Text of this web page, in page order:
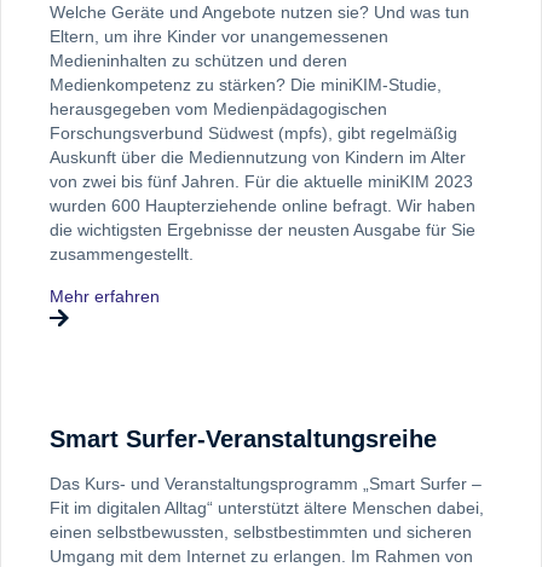
Welche Geräte und Angebote nutzen sie? Und was tun
Eltern, um ihre Kinder vor unangemessenen
Medieninhalten zu schützen und deren
Medienkompetenz zu stärken? Die miniKIM-Studie,
herausgegeben vom Medienpädagogischen
Forschungsverbund Südwest (mpfs), gibt regelmäßig
Auskunft über die Mediennutzung von Kindern im Alter
von zwei bis fünf Jahren. Für die aktuelle miniKIM 2023
wurden 600 Haupterziehende online befragt. Wir haben
die wichtigsten Ergebnisse der neusten Ausgabe für Sie
zusammengestellt.
Mehr erfahren
Smart Surfer-Veranstaltungsreihe
Das Kurs- und Veranstaltungsprogramm „Smart Surfer –
Fit im digitalen Alltag“ unterstützt ältere Menschen dabei,
einen selbstbewussten, selbstbestimmten und sicheren
Umgang mit dem Internet zu erlangen. Im Rahmen von